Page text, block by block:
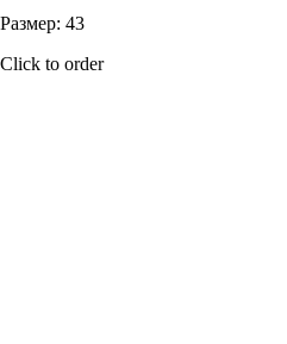
Размер: 43
Click to order